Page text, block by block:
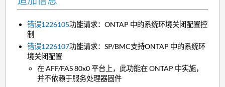
错误1226105功能请求：ONTAP 中的系统环境关闭配置控
制
错误1226107功能请求：SP/BMC支持ONTAP 中的系统环
境关闭配置
在 AFF/FAS 80x0 平台上，此功能在 ONTAP 中实施，
并不依赖于服务处理器固件